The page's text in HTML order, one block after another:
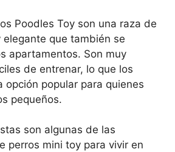
Poodles Toy son una raza de
elegante que también se
apartamentos. Son muy
de entrenar, lo que los
opción popular para quienes
pequeños.
son algunas de las
perros mini toy para vivir en